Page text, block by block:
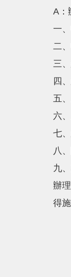
A：
一
二
三
四
五
六
七
八
九
辦
得施